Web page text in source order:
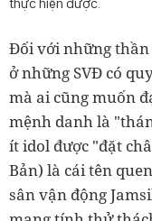
Đối với những thần
ở những SVĐ có
mà ai cũng muốn
mệnh danh là
ít idol được "đặt
Bản) là cái tên
sân vận động